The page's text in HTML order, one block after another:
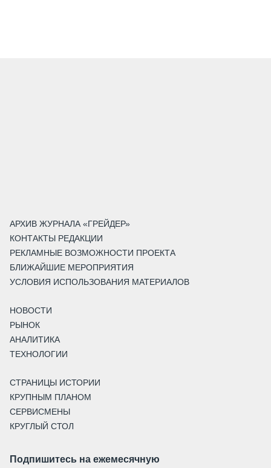
АРХИВ ЖУРНАЛА «ГРЕЙДЕР»
КОНТАКТЫ РЕДАКЦИИ
РЕКЛАМНЫЕ ВОЗМОЖНОСТИ ПРОЕКТА
БЛИЖАЙШИЕ МЕРОПРИЯТИЯ
УСЛОВИЯ ИСПОЛЬЗОВАНИЯ МАТЕРИАЛОВ
НОВОСТИ
РЫНОК
АНАЛИТИКА
ТЕХНОЛОГИИ
СТРАНИЦЫ ИСТОРИИ
КРУПНЫМ ПЛАНОМ
СЕРВИСМЕНЫ
КРУГЛЫЙ СТОЛ
Подпишитесь на ежемесячную